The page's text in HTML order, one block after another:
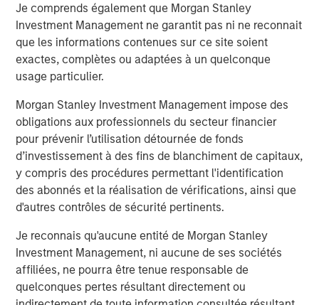
Je comprends également que Morgan Stanley
Investment Management ne garantit pas ni ne reconnait
que les informations contenues sur ce site soient
exactes, complètes ou adaptées à un quelconque
usage particulier.
Morgan Stanley Investment Management impose des
obligations aux professionnels du secteur financier
pour prévenir l’utilisation détournée de fonds
d’investissement à des fins de blanchiment de capitaux,
y compris des procédures permettant l'identification
des abonnés et la réalisation de vérifications, ainsi que
d'autres contrôles de sécurité pertinents.
Je reconnais qu'aucune entité de Morgan Stanley
Investment Management, ni aucune de ses sociétés
affiliées, ne pourra être tenue responsable de
quelconques pertes résultant directement ou
capabilities and resources.”
“We are pleased to be working again with the team at
Carlyle as we build on the substantial growth we’ve
experienced in partnership with MSCP,” said John Howe,
over the past three years with the expansion of our high
quality product offering, increased investment in brand
building, improved operations, and intense focus on
growth and sustainability. With increasing demand for
products that help pet parents care for and nurture their
pets, we appreciate MSCP’s support in achieving our
leadership position and look forward to working with
Carlyle again as we continue our mission.”
The investment in Manna Pro is a continuation of Carlyle’s
long-term global commitment to Consumer, Media &
Retail, in which it has invested more than $21.5 billion of